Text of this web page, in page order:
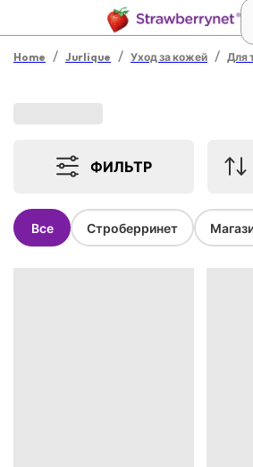
Home / Jurlique / Уход за кожей / Для
ФИЛЬТР
Все Строберринет